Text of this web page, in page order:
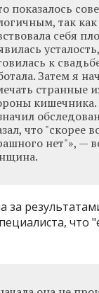
показалось
так
себя
к
Затем я
странные
кишечника.
что "скорее
нет"»‎, —
за
что